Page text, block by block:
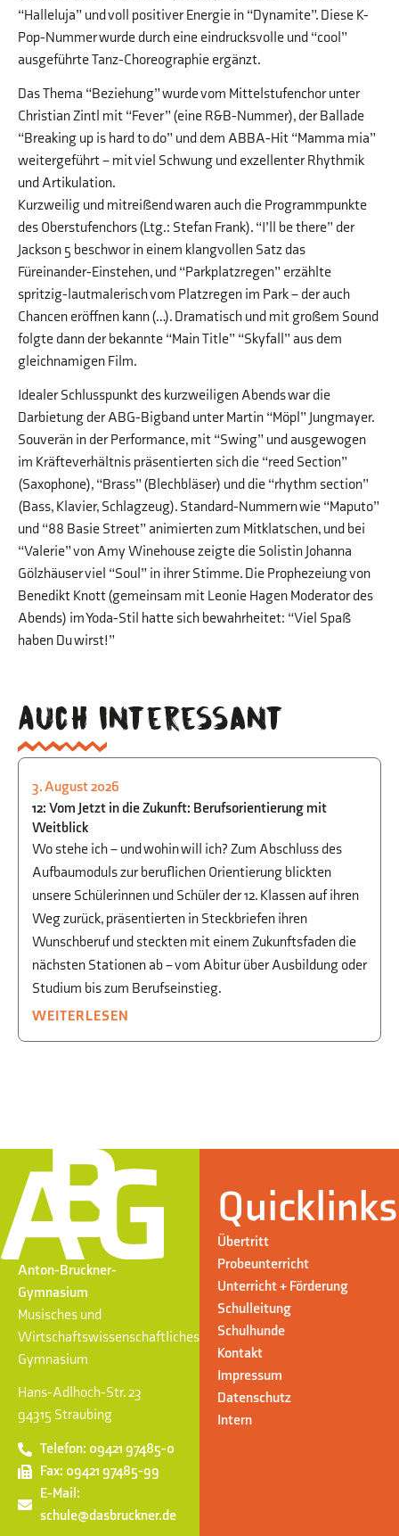
“Halleluja” und voll positiver Energie in “Dynamite”. Diese K-
Pop-Nummer wurde durch eine eindrucksvolle und “cool”
ausgeführte Tanz-Choreographie ergänzt.
Das Thema “Beziehung” wurde vom Mittelstufenchor unter
Christian Zintl mit “Fever” (eine R&B-Nummer), der Ballade
“Breaking up is hard to do” und dem ABBA-Hit “Mamma mia”
weitergeführt – mit viel Schwung und exzellenter Rhythmik
und Artikulation.
Kurzweilig und mitreißend waren auch die Programmpunkte
des Oberstufenchors (Ltg.: Stefan Frank). “I’ll be there” der
Jackson 5 beschwor in einem klangvollen Satz das
Füreinander-Einstehen, und “Parkplatzregen” erzählte
spritzig-lautmalerisch vom Platzregen im Park – der auch
Chancen eröffnen kann (…). Dramatisch und mit großem Sound
folgte dann der bekannte “Main Title” “Skyfall” aus dem
gleichnamigen Film.
Idealer Schlusspunkt des kurzweiligen Abends war die
Darbietung der ABG-Bigband unter Martin “Möpl” Jungmayer.
Souverän in der Performance, mit “Swing” und ausgewogen
im Kräfteverhältnis präsentierten sich die “reed Section”
(Saxophone), “Brass” (Blechbläser) und die “rhythm section”
(Bass, Klavier, Schlagzeug). Standard-Nummern wie “Maputo”
und “88 Basie Street” animierten zum Mitklatschen, und bei
“Valerie” von Amy Winehouse zeigte die Solistin Johanna
Gölzhäuser viel “Soul” in ihrer Stimme. Die Prophezeiung von
Benedikt Knott (gemeinsam mit Leonie Hagen Moderator des
Abends) im Yoda-Stil hatte sich bewahrheitet: “Viel Spaß
haben Du wirst!”
Auch interessant
STUDIEN- UND BERUFSORIENTIERUNG
3. August 2026
12: Vom Jetzt in die Zukunft: Berufsorientierung mit
Weitblick
Wo stehe ich – und wohin will ich? Zum Abschluss des
Aufbaumoduls zur beruflichen Orientierung blickten
unsere Schülerinnen und Schüler der 12. Klassen auf ihren
Weg zurück, präsentierten in Steckbriefen ihren
Wunschberuf und steckten mit einem Zukunftsfaden die
nächsten Stationen ab – vom Abitur über Ausbildung oder
Studium bis zum Berufseinstieg.
WEITERLESEN
Anton-Bruckner-
Gymnasium
Musisches und
Wirtschaftswissenschaftliches
Gymnasium
Hans-Adlhoch-Str. 23
94315 Straubing
Telefon: 09421 97485-0
Fax: 09421 97485-99
E-Mail:
schule@dasbruckner.de
Quicklinks
Übertritt
Probeunterricht
Unterricht + Förderung
Schulleitung
Schulhunde
Kontakt
Impressum
Datenschutz
Intern